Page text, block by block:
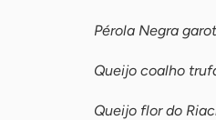
Pérola Negra
Queijo coalho
Queijo flor do